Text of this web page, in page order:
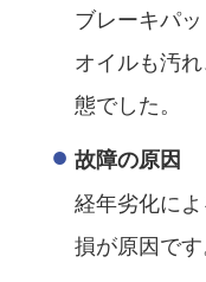
ブレーキパ
オイルも汚
態でした。
故障の原因
経年劣化に
損が原因です